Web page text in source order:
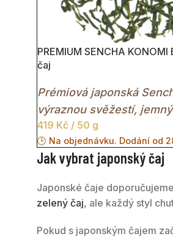
PREMIUM SENCHA
čaj
Prémiová japonská
výraznou svěžestí,
krásnou nefritově
nálevu.
419 Kč / 50 g
🕒 Na objednávku. Dodání od
Jak vybrat japonský čaj
Japonské čaje
zelený čaj, ale každý styl
Pokud s japonským čajem